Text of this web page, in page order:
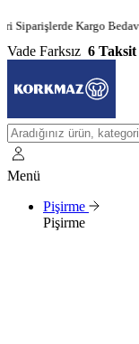
Kargo Bedava •
Vade Farksız 6 Taksit
Menü
Pişirme
Pişirme